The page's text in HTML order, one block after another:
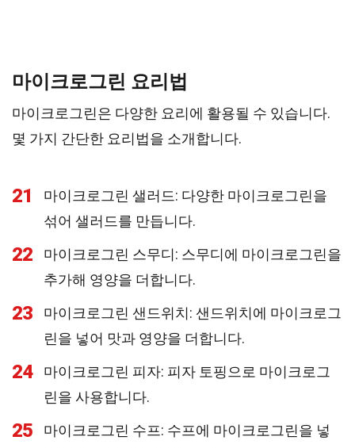
마이크로그린 요리법
마이크로그린은 다양한 요리에 활용될 수 있습니다.
몇 가지 간단한 요리법을 소개합니다.
21
마이크로그린 샐러드: 다양한 마이크로그린을
섞어 샐러드를 만듭니다.
22
마이크로그린 스무디: 스무디에 마이크로그린을
추가해 영양을 더합니다.
23
마이크로그린 샌드위치: 샌드위치에 마이크로그
린을 넣어 맛과 영양을 더합니다.
24
마이크로그린 피자: 피자 토핑으로 마이크로그
린을 사용합니다.
25
마이크로그린 수프: 수프에 마이크로그린을 넣